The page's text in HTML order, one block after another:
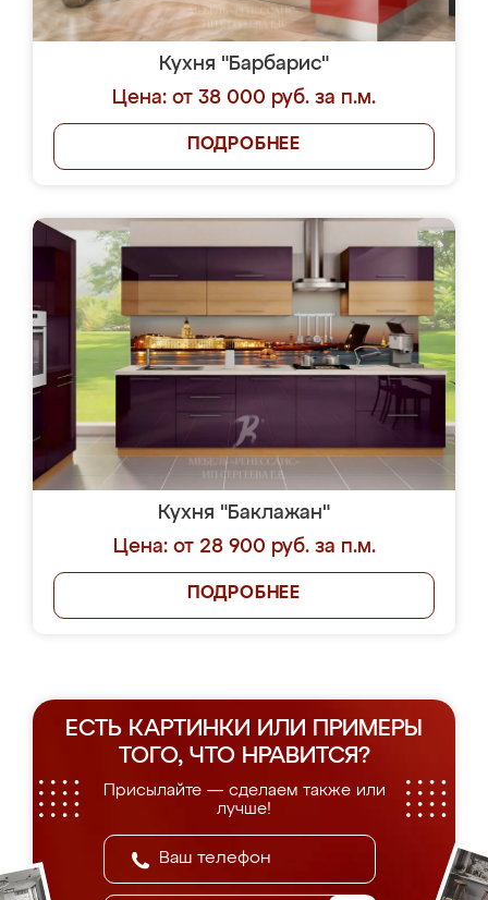
Кухня "Барбарис"
Цена: от 38 000 руб. за п.м.
ПОДРОБНЕЕ
Кухня "Баклажан"
Цена: от 28 900 руб. за п.м.
ПОДРОБНЕЕ
ЕСТЬ КАРТИНКИ ИЛИ ПРИМЕРЫ
ТОГО, ЧТО НРАВИТСЯ?
Присылайте — сделаем также или
лучше!